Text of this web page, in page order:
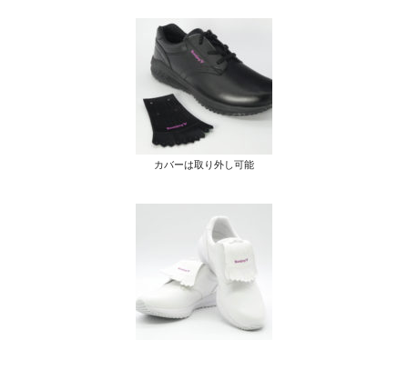
カバーは取り外し可能